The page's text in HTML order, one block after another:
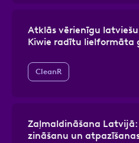
Atklās vērienīgu
Kiwie radītu lielformāta
CleanR
Zaļmaldināšana
zināšanu un